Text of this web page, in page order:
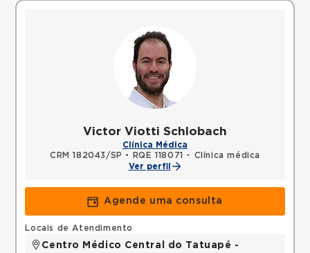
Victor Viotti Schlobach
Clínica Médica
CRM 182043/SP •
RQE 118071 - Clínica médica
Ver perfil
Agende uma consulta
Locais de Atendimento
Centro Médico Central do Tatuapé -